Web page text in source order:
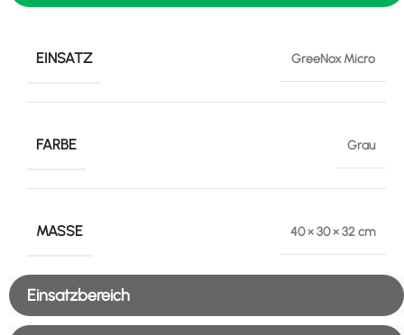
EINSATZ GreeNox Micro
FARBE Grau
MASSE 40 × 30 × 32 cm
Einsatzbereich